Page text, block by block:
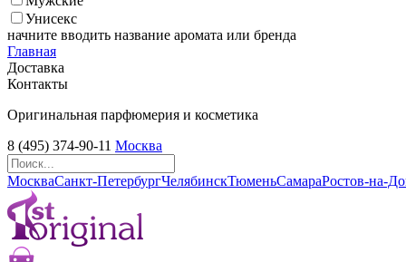
Унисекс
начните вводить название аромата или бренда
Главная
Доставка
Контакты
Оригинальная парфюмерия и косметика
8 (495) 374-90-11 Москва
МоскваСанкт-ПетербургЧелябинскТюменьСамараРостов-на-